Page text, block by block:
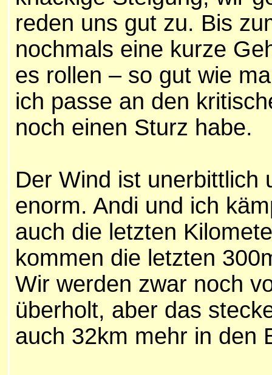
reden uns gut zu. Bis
nochmals eine kurze
es rollen – so gut wie
ich passe an den
noch einen Sturz habe.
Der Wind ist unerbittlich
enorm. Andi und ich
auch die letzten
kommen die letzten
Wir werden zwar noch
überholt, aber das
auch 32km mehr in den